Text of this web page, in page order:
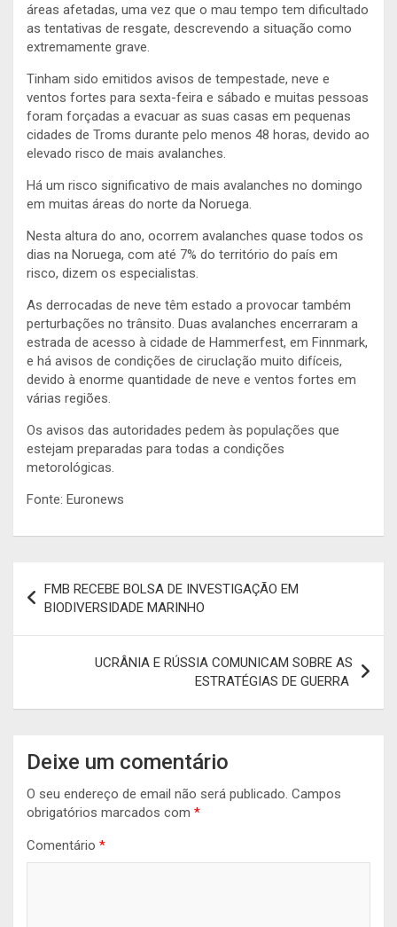
áreas afetadas, uma vez que o mau tempo tem dificultado
as tentativas de resgate, descrevendo a situação como
extremamente grave.
Tinham sido emitidos avisos de tempestade, neve e
ventos fortes para sexta-feira e sábado e muitas pessoas
foram forçadas a evacuar as suas casas em pequenas
cidades de Troms durante pelo menos 48 horas, devido ao
elevado risco de mais avalanches.
Há um risco significativo de mais avalanches no domingo
em muitas áreas do norte da Noruega.
Nesta altura do ano, ocorrem avalanches quase todos os
dias na Noruega, com até 7% do território do país em
risco, dizem os especialistas.
As derrocadas de neve têm estado a provocar também
perturbações no trânsito. Duas avalanches encerraram a
estrada de acesso à cidade de Hammerfest, em Finnmark,
e há avisos de condições de ciruclação muito difíceis,
devido à enorme quantidade de neve e ventos fortes em
várias regiões.
Os avisos das autoridades pedem às populações que
estejam preparadas para todas a condições
metorológicas.
Fonte: Euronews
de
artigos
FMB RECEBE BOLSA DE INVESTIGAÇÃO EM
BIODIVERSIDADE MARINHO
UCRÂNIA E RÚSSIA COMUNICAM SOBRE AS
ESTRATÉGIAS DE GUERRA
Deixe um comentário
O seu endereço de email não será publicado. Campos
obrigatórios marcados com *
Comentário *